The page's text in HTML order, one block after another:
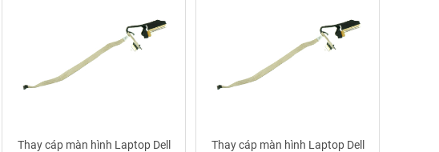
Thay cáp màn hình Laptop Dell
Thay cáp màn hình Laptop Dell